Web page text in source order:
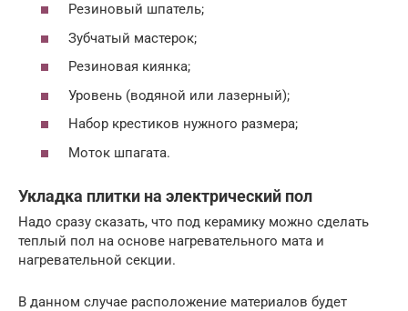
Резиновый шпатель;
Зубчатый мастерок;
Резиновая киянка;
Уровень (водяной или лазерный);
Набор крестиков нужного размера;
Моток шпагата.
Укладка плитки на электрический пол
Надо сразу сказать, что под керамику можно сделать
теплый пол на основе нагревательного мата и
нагревательной секции.
В данном случае расположение материалов будет